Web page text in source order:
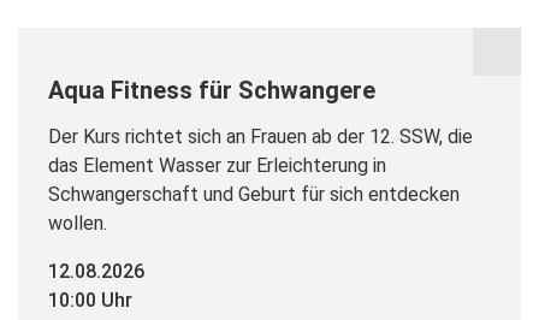
Aqua Fitness für Schwangere
Der Kurs richtet sich an Frauen ab der 12. SSW, die
das Element Wasser zur Erleichterung in
Schwangerschaft und Geburt für sich entdecken
wollen.
12.08.2026
10:00 Uhr